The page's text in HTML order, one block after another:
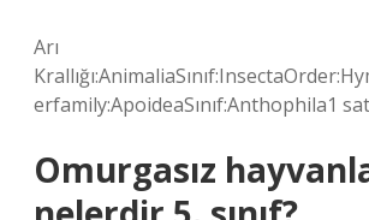
Arı
erfamily:ApoideaSınıf:Anthophila1
Omurgasız